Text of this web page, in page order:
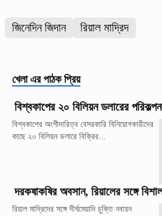
জিনেদিন জিদান রিয়াল মাদ্রিদ
খেলা এর পাঠক প্রিয়
বিশ্বকাপের ২০ বিলিয়ন ডলারের
বিশ্বকাপের অংশীদারিত্ব বেসরকারি বিনিয়োগকারীদের
কাছে ২০ বিলিয়ন ডলারে বিক্রির...
দরকষাকষির অবসান, রিয়ালের সঙ্গে
রিয়াল মাদ্রিদের সঙ্গে দীর্ঘমেয়াদি চুক্তি নবায়ন